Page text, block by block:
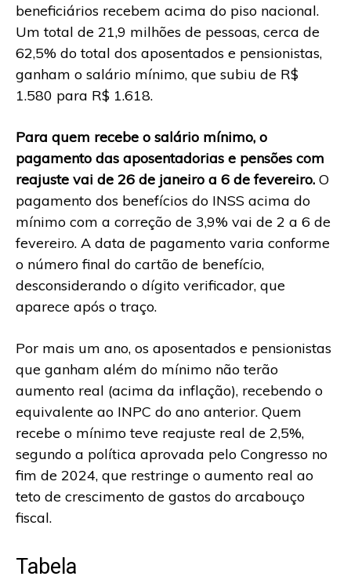
beneficiários recebem acima do piso nacional.
Um total de 21,9 milhões de pessoas, cerca de
62,5% do total dos aposentados e pensionistas,
ganham o salário mínimo, que subiu de R$
1.580 para R$ 1.618.
Para quem recebe o salário mínimo, o
pagamento das aposentadorias e pensões com
reajuste vai de 26 de janeiro a 6 de fevereiro. O
pagamento dos benefícios do INSS acima do
mínimo com a correção de 3,9% vai de 2 a 6 de
fevereiro. A data de pagamento varia conforme
o número final do cartão de benefício,
desconsiderando o dígito verificador, que
aparece após o traço.
Por mais um ano, os aposentados e pensionistas
que ganham além do mínimo não terão
aumento real (acima da inflação), recebendo o
equivalente ao INPC do ano anterior. Quem
recebe o mínimo teve reajuste real de 2,5%,
segundo a política aprovada pelo Congresso no
fim de 2024, que restringe o aumento real ao
teto de crescimento de gastos do arcabouço
fiscal.
Tabela